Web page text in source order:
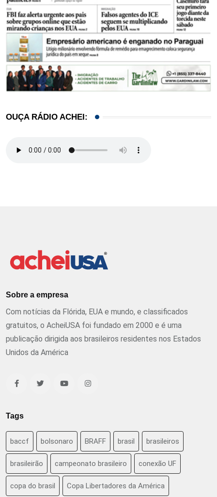
OUÇA RÁDIO ACHEI:
Sobre a empresa
Com notícias da Flórida, EUA e mundo, e classificados
gratuitos, o AcheiUSA foi fundado em 2000 e é uma
publicação dirigida aos brasileiros residentes nos Estados
Unidos da América
Tags
baccf bolsonaro BRAFF brasil brasileiros
brasileirão campeonato brasileiro conexão UF
copa do brasil Copa Libertadores da América